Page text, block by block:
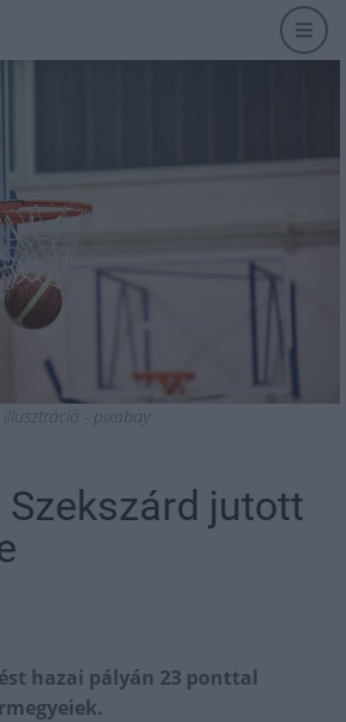
illusztráció - pixabay
Szekszárd jutott
hazai pályán 23 ponttal